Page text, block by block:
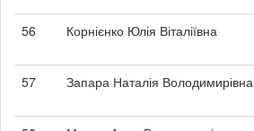
56
Корнієнко Юлія Віталіївна
57
Запара Наталія Володимирівна